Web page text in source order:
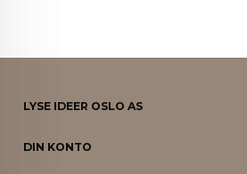
LYSE IDEER OSLO AS
DIN KONTO